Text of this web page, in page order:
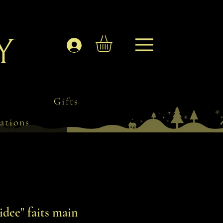
Log In
Gifts
faits main